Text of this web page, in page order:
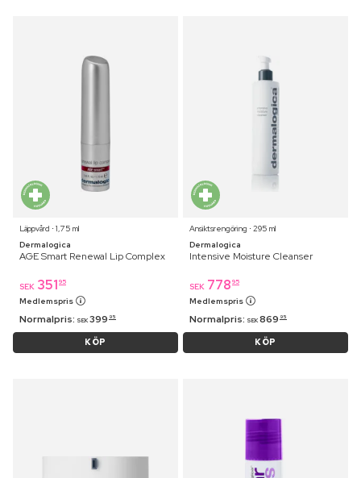
Läppvård ⋅ 1,75 ml
Dermalogica
AGE Smart Renewal Lip Complex
SEK 351 95
Medlemspris
Normalpris: SEK 399 95
KÖP
Ansiktsrengöring ⋅ 295 ml
Dermalogica
Intensive Moisture Cleanser
SEK 778 95
Medlemspris
Normalpris: SEK 869 95
KÖP